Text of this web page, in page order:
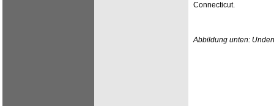
Connecticut.
Abbildung unten: